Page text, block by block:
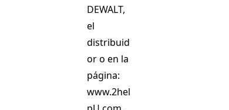
DEWALT,
el
distribuid
or o en la
página:
www.2hel